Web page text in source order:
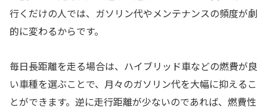
行くだけの人では、ガソリン代やメンテナンスの頻度が劇
的に変わるからです。
毎日長距離を走る場合は、ハイブリッド車などの燃費が良
い車種を選ぶことで、月々のガソリン代を大幅に抑えるこ
とができます。逆に走行距離が少ないのであれば、燃費性